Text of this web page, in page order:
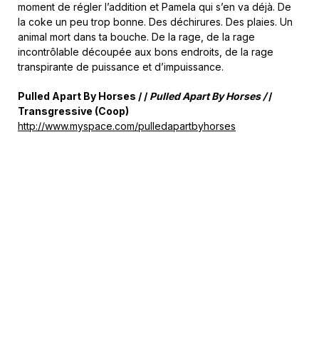
moment de régler l’addition et Pamela qui s’en va déjà. De
la coke un peu trop bonne. Des déchirures. Des plaies. Un
animal mort dans ta bouche. De la rage, de la rage
incontrôlable découpée aux bons endroits, de la rage
transpirante de puissance et d’impuissance.
Pulled Apart By Horses / / Pulled Apart By Horses //
Transgressive (Coop)
http://www.myspace.com/pulledapartbyhorses